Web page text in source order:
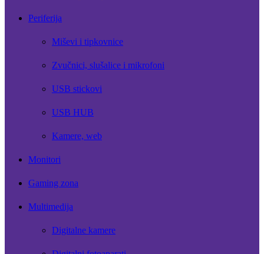
Periferija
Miševi i tipkovnice
Zvučnici, slušalice i mikrofoni
USB stickovi
USB HUB
Kamere, web
Monitori
Gaming zona
Multimedija
Digitalne kamere